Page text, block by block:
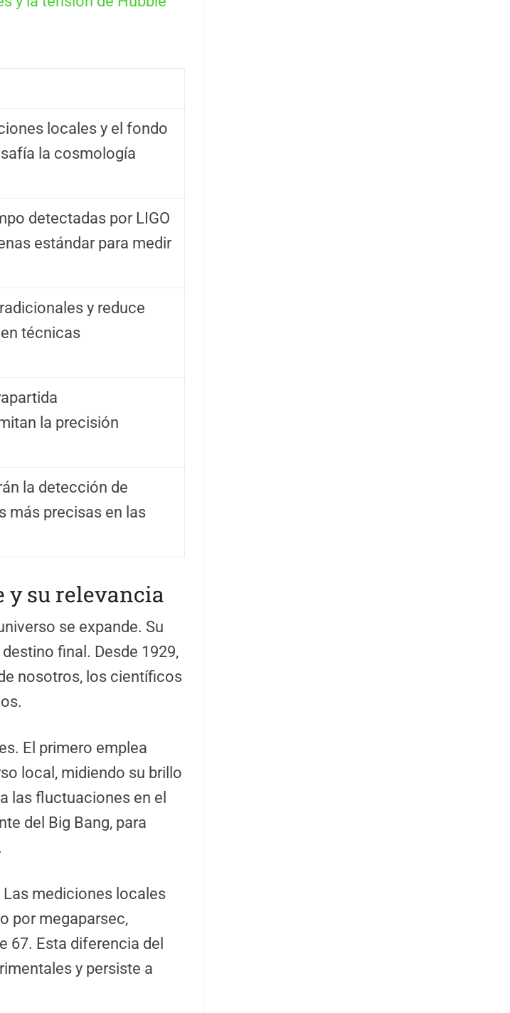
locales y el fondo
la cosmología
detectadas por LIGO
estándar para medir
y reduce
técnicas
la precisión
la detección de
más precisas en las
y su relevancia
se expande. Su
final. Desde 1929,
nosotros, los científicos
El primero emplea
local, midiendo su brillo
las fluctuaciones en el
del Big Bang, para
mediciones locales
por megaparsec,
67. Esta diferencia del
y persiste a